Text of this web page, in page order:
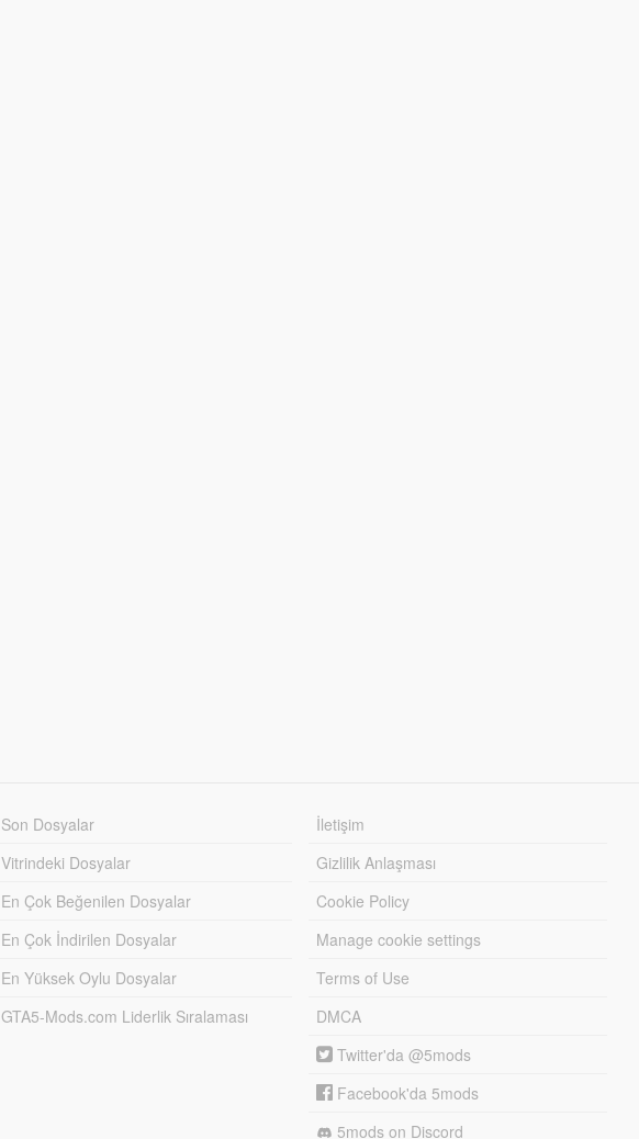
Son Dosyalar
Vitrindeki Dosyalar
En Çok Beğenilen Dosyalar
En Çok İndirilen Dosyalar
En Yüksek Oylu Dosyalar
GTA5-Mods.com Liderlik Sıralaması
İletişim
Gizlilik Anlaşması
Cookie Policy
Manage cookie settings
Terms of Use
DMCA
Twitter'da @5mods
Facebook'da 5mods
5mods on Discord